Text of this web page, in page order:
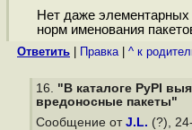
Нет даже
норм именования
Ответить Правка| ^ к
16. "В каталоге PyPI
вредоносные пакеты"
Сообщение от J.L. (?),